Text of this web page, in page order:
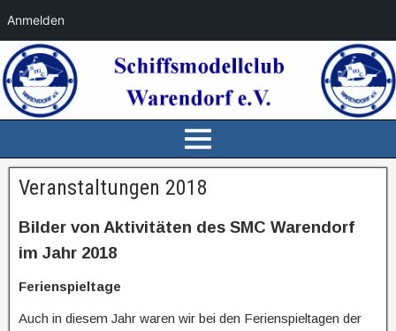
Veranstaltungen 2018
Bilder von Aktivitäten des SMC Warendorf
im Jahr 2018
Ferienspieltage
Auch in diesem Jahr waren wir bei den Ferienspieltagen der
Anmelden